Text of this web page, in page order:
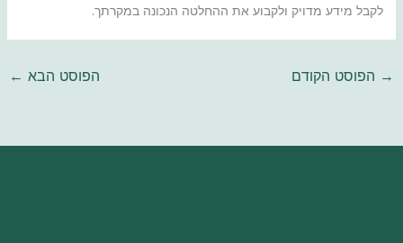
לקבל מידע מדויק ולקבוע את ההחלטה הנכונה במקרתך.
→ הפוסט הקודם הפוסט הבא ←